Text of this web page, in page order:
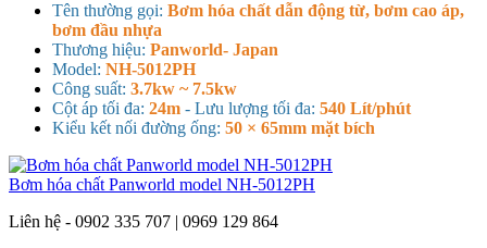
Tên thường gọi: Bơm hóa chất dẫn động từ, bơm cao áp,
bơm đầu nhựa
Thương hiệu: Panworld- Japan
Model: NH-5012PH
Công suất: 3.7kw ~ 7.5kw
Cột áp tối đa: 24m - Lưu lượng tối đa: 540 Lít/phút
Kiểu kết nối đường ống: 50 × 65mm mặt bích
Bơm hóa chất Panworld model NH-5012PH
Liên hệ - 0902 335 707 | 0969 129 864